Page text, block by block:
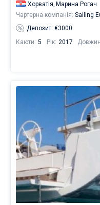
Хорватія, Марина Рогач
Чартерна компанія: Sailing
Депозит: €3000
Каюти: 5 Рік: 2017